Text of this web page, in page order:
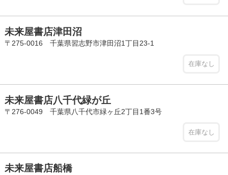
未来屋書店津田沼
〒275-0016 千葉県習志野市津田沼1丁目23-1
在庫なし
未来屋書店八千代緑が丘
〒276-0049 千葉県八千代市緑ヶ丘2丁目1番3号
在庫なし
未来屋書店船橋